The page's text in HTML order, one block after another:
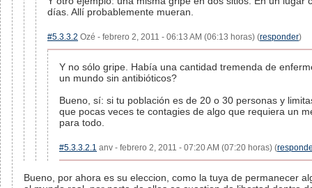
días. Allí probablemente mueran.
#5.3.3.2 Ozé - febrero 2, 2011 - 06:13 AM (06:13 horas) (responder)
Y no sólo gripe. Había una cantidad tremenda de
un mundo sin antibióticos?
Bueno, sí: si tu población es de 20 o 30 personas y
que pocas veces te contagies de algo que requiera un
para todo.
#5.3.3.2.1 anv - febrero 2, 2011 - 07:20 AM (07:20 horas) (
Bueno, por ahora es su eleccion, como la tuya de permanecer